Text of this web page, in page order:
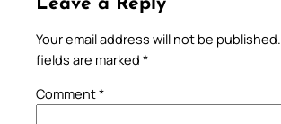
Your email address will not be published.
fields are marked *
Comment*